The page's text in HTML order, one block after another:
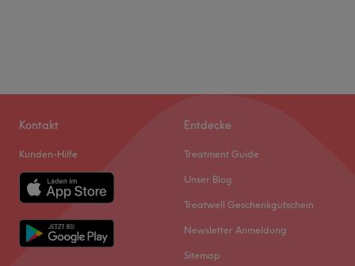
Kontakt
Kunden-Hilfe
Entdecke
Treatment Guide
Unser Blog
Treatwell Geschenkgutschein
Newsletter Anmeldung
Sitemap